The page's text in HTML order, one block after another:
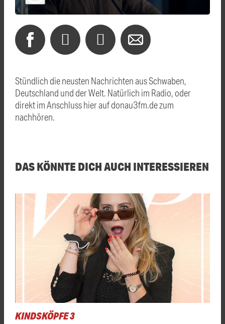
Stündlich die neusten Nachrichten aus Schwaben,
Deutschland und der Welt. Natürlich im Radio, oder
direkt im Anschluss hier auf donau3fm.de zum
nachhören.
DAS KÖNNTE DICH AUCH INTERESSIEREN
KINDSKÖPFE 3